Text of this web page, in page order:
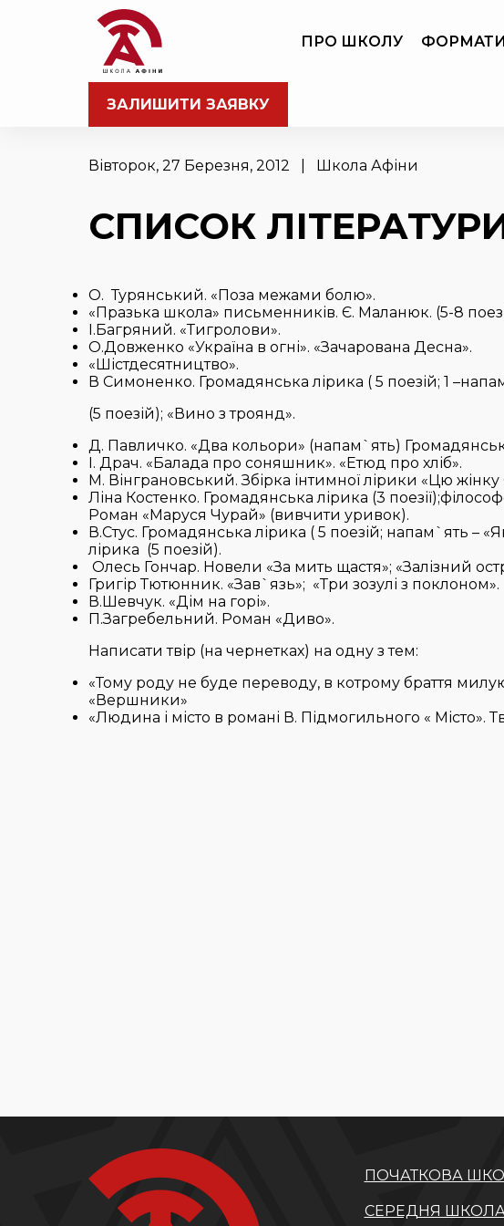
ПРО ШКОЛУ
ЗАЛИШИТИ ЗАЯВКУ
Вівторок, 27 Березня, 2012 | Школа Афіни
СПИСОК
О. Турянський. «Поза межами болю».
«Празька школа» письменників. Є. Маланюк. (5-8
І.Багряний. «Тигролови».
О.Довженко «Україна в огні». «Зачарована Десна».
«Шістдесятництво».
В Симоненко. Громадянська лірика ( 5 поезій; 1
(5 поезій); «Вино з троянд».
Д. Павличко. «Два кольори» (напам`ять)
І. Драч. «Балада про соняшник». «Етюд про хліб».
М. Вінграновський. Збірка інтимної лірики «Цю
Ліна Костенко. Громадянська лірика (3
Роман «Маруся Чурай» (вивчити уривок).
В.Стус. Громадянська лірика ( 5 поезій; напам`ять –
лірика (5 поезій).
Олесь Гончар. Новели «За мить щастя»; «Залізний
Григір Тютюнник. «Зав`язь»; «Три зозулі з поклоном».
В.Шевчук. «Дім на горі».
П.Загребельний. Роман «Диво».
Написати твір (на чернетках) на одну з тем:
«Тому роду не буде переводу, в котрому браття
«Вершники»
«Людина і місто в романі В. Підмогильного « Місто».
ПОЧАТКОВА
СЕРЕДНЯ